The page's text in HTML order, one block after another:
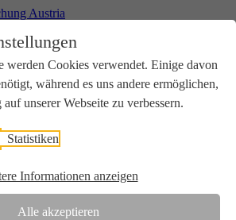
werden Cookies verwendet. Einige davon
während es uns andere ermöglichen,
unserer Webseite zu verbessern.
Statistiken
Informationen anzeigen
Alle akzeptieren
der Holzbranche in enger
und Wirtschaft.